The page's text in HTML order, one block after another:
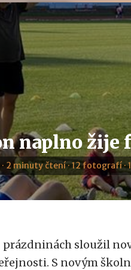
naplno
· 2 minuty čtení · 12 fotografí ·
prázdninách sloužil
S novým